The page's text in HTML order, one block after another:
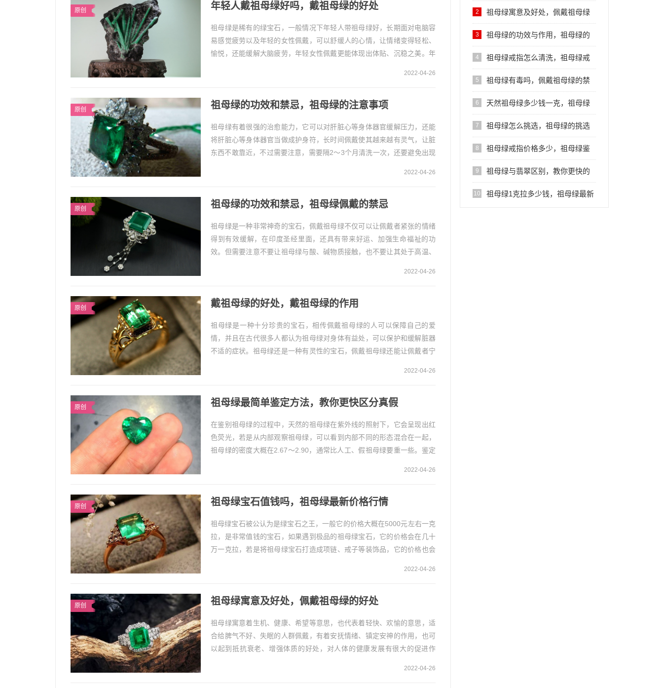
原创 年轻人戴祖母绿好吗，戴祖母绿的好处
祖母绿是稀有的绿宝石，一般情况下年轻人带祖母绿好，长期面对电脑容
易感觉疲劳以及年轻的女性佩戴，可以舒缓人的心情，让情绪变得轻松、
愉悦，还能缓解大脑疲劳，年轻女性佩戴更能体现出体贴、沉稳之美。年
2022-04-26
原创 祖母绿的功效和禁忌，祖母绿的注意事项
祖母绿有着很强的治愈能力，它可以对肝脏心等身体器官缓解压力，还能
将肝脏心等身体器官当做成护身符，长时间佩戴使其越来越有灵气，让脏
东西不敢靠近，不过需要注意，需要隔2～3个月清洗一次，还要避免出现
2022-04-26
原创 祖母绿的功效和禁忌，祖母绿佩戴的禁忌
祖母绿是一种非常神奇的宝石，佩戴祖母绿不仅可以让佩戴者紧张的情绪
得到有效缓解，在印度圣经里面，还具有带来好运、加强生命福祉的功
效。但需要注意不要让祖母绿与酸、碱物质接触，也不要让其处于高温、
2022-04-26
原创 戴祖母绿的好处，戴祖母绿的作用
祖母绿是一种十分珍贵的宝石，相传佩戴祖母绿的人可以保障自己的爱
情，并且在古代很多人都认为祖母绿对身体有益处，可以保护和缓解脏器
不适的症状。祖母绿还是一种有灵性的宝石，佩戴祖母绿还能让佩戴者宁
2022-04-26
原创 祖母绿最简单鉴定方法，教你更快区分真假
在鉴别祖母绿的过程中，天然的祖母绿在紫外线的照射下，它会呈现出红
色荧光，若是从内部观察祖母绿，可以看到内部不同的形态混合在一起，
祖母绿的密度大概在2.67～2.90，通常比人工、假祖母绿要重一些。鉴定
2022-04-26
原创 祖母绿宝石值钱吗，祖母绿最新价格行情
祖母绿宝石被公认为是绿宝石之王，一般它的价格大概在5000元左右一克
拉，是非常值钱的宝石，如果遇到极品的祖母绿宝石，它的价格会在几十
万一克拉，若是将祖母绿宝石打造成项链、戒子等装饰品，它的价格也会
2022-04-26
原创 祖母绿寓意及好处，佩戴祖母绿的好处
祖母绿寓意着生机、健康、希望等意思，也代表着轻快、欢愉的意思，适
合给脾气不好、失眠的人群佩戴，有着安抚情绪、镇定安神的作用，也可
以起到抵抗衰老、增强体质的好处，对人体的健康发展有很大的促进作
2022-04-26
价格行情
2 祖母绿寓意及好处，佩戴祖母绿
的好处
3 祖母绿的功效与作用，祖母绿的
好处
4 祖母绿戒指怎么清洗，祖母绿戒
指的清洗方法
5 祖母绿有毒吗，佩戴祖母绿的禁
忌
6 天然祖母绿多少钱一克，祖母绿
的价格
7 祖母绿怎么挑选，祖母绿的挑选
方法
8 祖母绿戒指价格多少，祖母绿鉴
别方法
9 祖母绿与翡翠区别，教你更快的
区分彼此
10 祖母绿1克拉多少钱，祖母绿最新